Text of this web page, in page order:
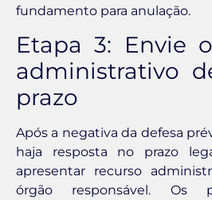
fundamento para anulação.
Etapa 3: Envie
administrativo
prazo
Após a negativa da defesa
haja resposta no prazo
apresentar recurso
órgão responsável. Os